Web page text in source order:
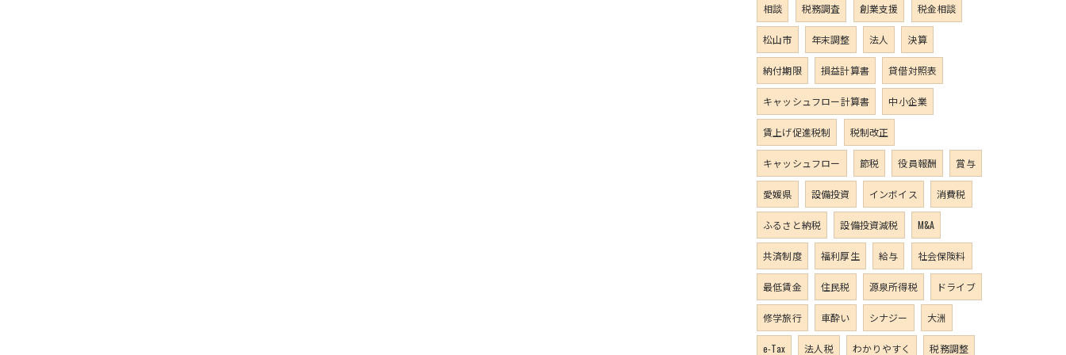
相談 税務調査 創業支援 税金相談
松山市 年末調整 法人 決算
納付期限 損益計算書 貸借対照表
キャッシュフロー計算書 中小企業
賃上げ促進税制 税制改正
キャッシュフロー 節税 役員報酬 賞与
愛媛県 設備投資 インボイス 消費税
ふるさと納税 設備投資減税 M&A
共済制度 福利厚生 給与 社会保険料
最低賃金 住民税 源泉所得税 ドライブ
修学旅行 車酔い シナジー 大洲
e-Tax 法人税 わかりやすく 税務調整